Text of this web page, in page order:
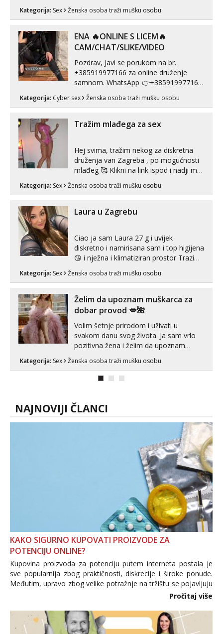
zadovoljiti moje potrebe,ne trazim puno
volim njezan seks i njezne poljupce po
tijelu koji me jako pale,obozavam kad
Kategorija: Sex Ženska osoba traži mušku osobu
ENA 🔥ONLINE S LICEM🔥
CAM/CHAT/SLIKE/VIDEO
Pozdrav, Javi se porukom na br.
+385919977166 za online druženje
samnom. WhatsApp 👉+385919977166
Telegram 👉@enafriedrichkis Radim
videopozive s licem, solo i s partnerom,
kombinacije halteri, haljine, štikle,
samostojeće itd. Nudim svakakva videa
Kategorija: Cyber sex Ženska osoba traži mušku osobu
Tražim mlađega za sex
Hej svima, tražim nekog za diskretna
druženja van Zagreba , po mogućnosti
mlađeg 🥰 Klikni na link ispod i nadji me
Kategorija: Sex Ženska osoba traži mušku osobu
Laura u Zagrebu
Ciao ja sam Laura 27 g i uvijek
diskretno i namirisana sam i top higijena
😘 i nježna i klimatiziran prostor Trazim
Pusenje i gutanje sperme Erotsko rublje
tijelu Iskljucivo neradim analni !!! I
neljubim se Wha...
Kategorija: Sex Ženska osoba traži mušku osobu
Želim da upoznam muškarca za
dobar provod 💋🌺
Volim šetnje prirodom i uživati u
svakom danu svog života. Ja sam vrlo
pozitivna žena i želim da upoznam
može i nešto više.💋🌺 Klikni na link
ispod i nadji me tamo, cekam te!
Kategorija: Sex Ženska osoba traži mušku osobu
NAJNOVIJI ČLANCI
KAKO SIGURNO KUPOVATI PROIZVODE ZA
POTENCIJU ONLINE?
Kupovina proizvoda za potenciju putem interneta postala je
sve popularnija zbog praktičnosti, diskrecije i široke ponude.
Međutim, upravo zbog velike potražnje na tržištu se pojavljuju
i brojni krivotvoreni proizvodi, nepouzdane internetske
Pročitaj više